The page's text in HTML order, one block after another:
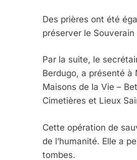
Des prières ont été
préserver le Souverain
Par la suite, le
Berdugo, a présenté à
Maisons de la Vie –
Cimetières et Lieux
Cette opération de
de l’humanité. Elle a
tombes.